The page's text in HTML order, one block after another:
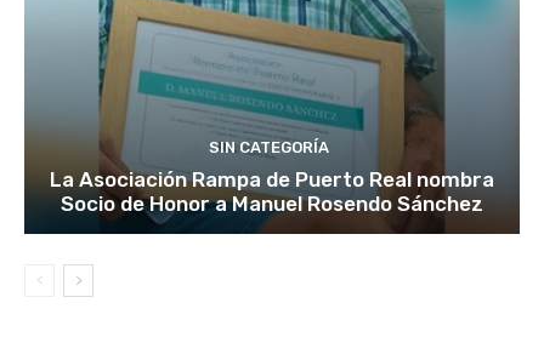
SIN CATEGORÍA
La Asociación Rampa de Puerto Real nombra
Socio de Honor a Manuel Rosendo Sánchez